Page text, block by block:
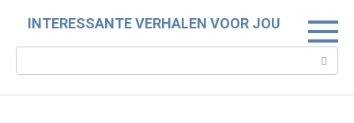
INTERESSANTE VERHALEN VOOR JOU